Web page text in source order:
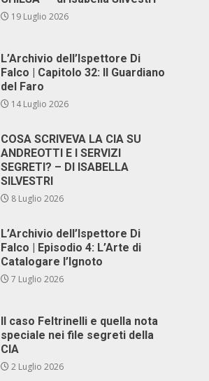
19 Luglio 2026
L’Archivio dell’Ispettore Di
Falco | Capitolo 32: Il Guardiano
del Faro
14 Luglio 2026
COSA SCRIVEVA LA CIA SU
ANDREOTTI E I SERVIZI
SEGRETI? – DI ISABELLA
SILVESTRI
8 Luglio 2026
L’Archivio dell’Ispettore Di
Falco | Episodio 4: L’Arte di
Catalogare l’Ignoto
7 Luglio 2026
Il caso Feltrinelli e quella nota
speciale nei file segreti della
CIA
2 Luglio 2026